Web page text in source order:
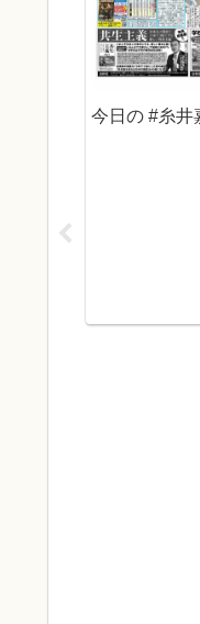
今日の #糸井